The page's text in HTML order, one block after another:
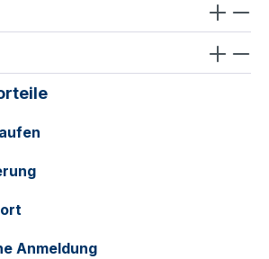
Anmeldung